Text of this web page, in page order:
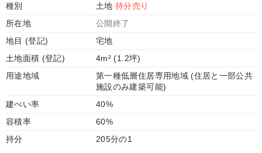
種別 土地持分売り
所在地
公開終了
地目 (登記)
宅地
土地面積 (登記)
4m² (1.2坪)
用途地域
第一種低層住居専用地域 (住居と一部公共
施設のみ建築可能)
建ぺい率
40%
容積率
60%
持分
205分の1